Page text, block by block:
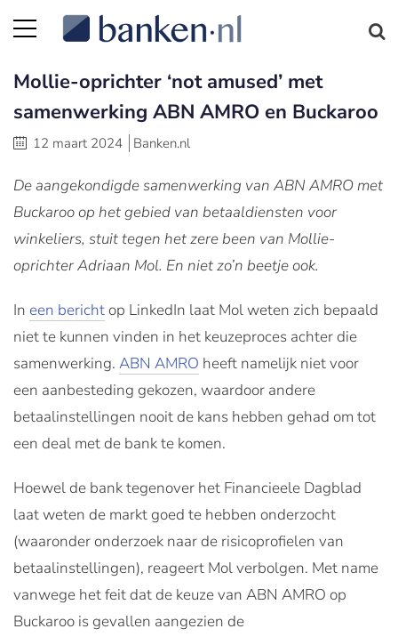
Mollie-oprichter ‘not amused’ met
samenwerking ABN AMRO en Buckaroo
12 maart 2024 Banken.nl
De aangekondigde samenwerking van ABN AMRO met
Buckaroo op het gebied van betaaldiensten voor
winkeliers, stuit tegen het zere been van Mollie-
oprichter Adriaan Mol. En niet zo’n beetje ook.
In een bericht op LinkedIn laat Mol weten zich bepaald
niet te kunnen vinden in het keuzeproces achter die
samenwerking. ABN AMRO heeft namelijk niet voor
een aanbesteding gekozen, waardoor andere
betaalinstellingen nooit de kans hebben gehad om tot
een deal met de bank te komen.
Hoewel de bank tegenover het Financieele Dagblad
laat weten de markt goed te hebben onderzocht
(waaronder onderzoek naar de risicoprofielen van
betaalinstellingen), reageert Mol verbolgen. Met name
vanwege het feit dat de keuze van ABN AMRO op
Buckaroo is gevallen aangezien de